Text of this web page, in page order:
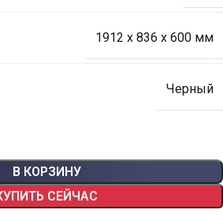
1912 x 836 x 600 мм
Черный
В КОРЗИНУ
СЕЙЧАС